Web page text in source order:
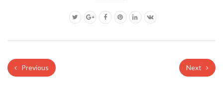
Previous Next